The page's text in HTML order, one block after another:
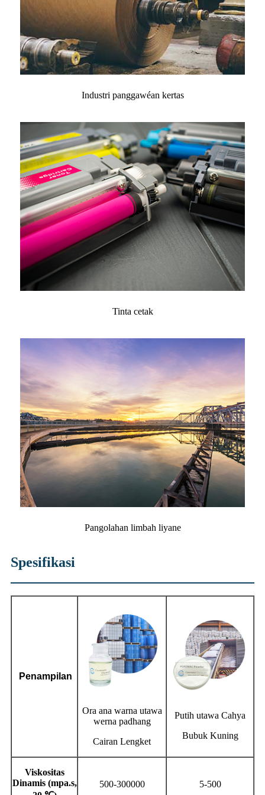
Industri panggawéan kertas
Tinta cetak
Pangolahan limbah liyane
Spesifikasi
Penampilan
Ora ana warna utawa
werna padhang
Cairan Lengket
Putih utawa Cahya
Bubuk Kuning
Viskositas
Dinamis (mpa.s,
500-300000 5-500